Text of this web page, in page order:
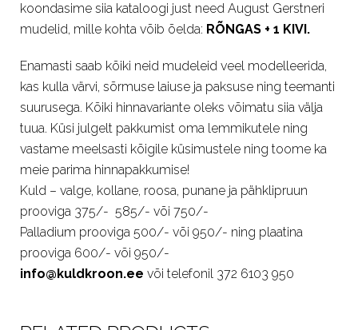
koondasime siia kataloogi just need August Gerstneri
mudelid, mille kohta võib õelda: RÕNGAS + 1 KIVI.
Enamasti saab kõiki neid mudeleid veel modelleerida,
kas kulla värvi, sõrmuse laiuse ja paksuse ning teemanti
suurusega. Kõiki hinnavariante oleks võimatu siia välja
tuua. Küsi julgelt pakkumist oma lemmikutele ning
vastame meelsasti kõigile küsimustele ning toome ka
meie parima hinnapakkumise!
Kuld – valge, kollane, roosa, punane ja pähklipruun
prooviga 375/- 585/- või 750/-
Palladium prooviga 500/- või 950/- ning plaatina
prooviga 600/- või 950/-
info@kuldkroon.ee või telefonil 372 6103 950